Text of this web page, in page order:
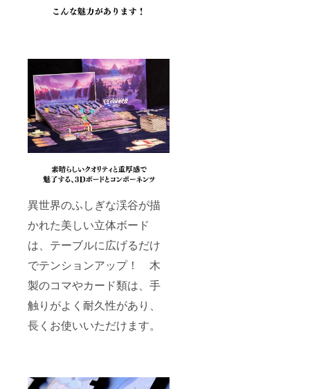
異世界のふしぎな渓谷が描
かれた美しい立体ボード
は、テーブルに広げるだけ
でテンションアップ！ 木
製のコマやカード類は、手
触りがよく耐久性があり、
長くお使いいただけます。